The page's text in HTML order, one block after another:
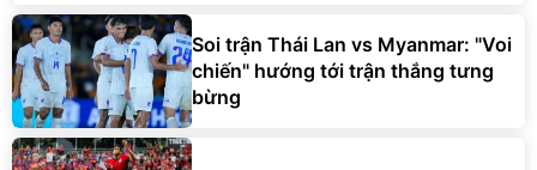
Soi trận Thái Lan vs Myanmar: "Voi
chiến" hướng tới trận thắng tưng
bừng